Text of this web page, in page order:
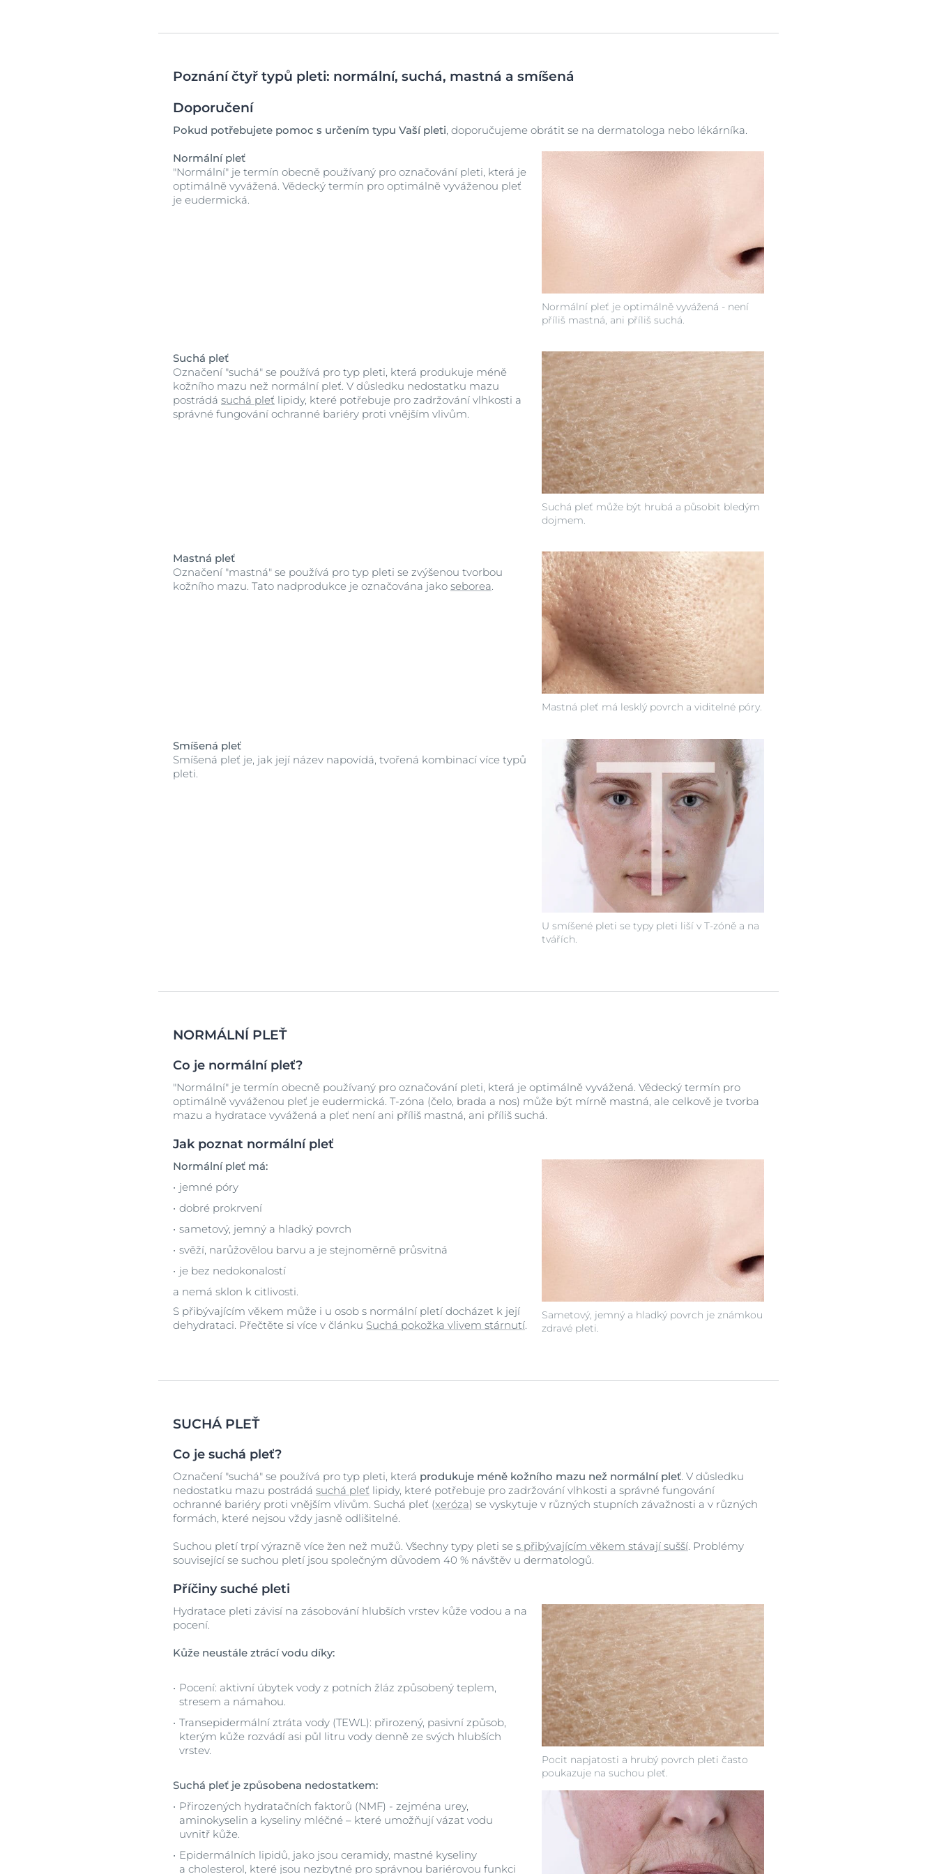
Zobrazit všechny
Poznání čtyř typů pleti: normální, suchá, mastná a smíšená
Doporučení
Pokud potřebujete pomoc s určením typu Vaší pleti , doporučujeme obrátit se na dermatologa nebo lékárníka.
Normální pleť je optimálně vyvážená - není
příliš mastná, ani příliš suchá.
Normální pleť
"Normální" je termín obecně používaný pro označování pleti, která je
optimálně vyvážená. Vědecký termín pro optimálně vyváženou pleť
je eudermická.
Suchá pleť může být hrubá a působit bledým
dojmem.
Suchá pleť
Označení "suchá" se používá pro typ pleti, která produkuje méně
kožního mazu než normální pleť. V důsledku nedostatku mazu
postrádá suchá pleť lipidy, které potřebuje pro zadržování vlhkosti a
správné fungování ochranné bariéry proti vnějším vlivům.
Mastná pleť má lesklý povrch a viditelné póry.
Mastná pleť
Označení "mastná" se používá pro typ pleti se zvýšenou tvorbou
kožního mazu. Tato nadprodukce je označována jako seborea.
U smíšené pleti se typy pleti liší v T-zóně a na
tvářích.
Smíšená pleť
Smíšená pleť je, jak její název napovídá, tvořená kombinací více typů
pleti.
NORMÁLNÍ PLEŤ
Co je normální pleť?
"Normální" je termín obecně používaný pro označování pleti, která je optimálně vyvážená. Vědecký termín pro
optimálně vyváženou pleť je eudermická. T-zóna (čelo, brada a nos) může být mírně mastná, ale celkově je tvorba
mazu a hydratace vyvážená a pleť není ani příliš mastná, ani příliš suchá.
Jak poznat normální pleť
Sametový, jemný a hladký povrch je známkou
zdravé pleti.
Normální pleť má:
jemné póry
dobré prokrvení
sametový, jemný a hladký povrch
svěží, narůžovělou barvu a je stejnoměrně průsvitná
je bez nedokonalostí
a nemá sklon k citlivosti.
S přibývajícím věkem může i u osob s normální pletí docházet k její
dehydrataci. Přečtěte si více v článku Suchá pokožka vlivem stárnutí
SUCHÁ PLEŤ
Co je suchá pleť?
Označení "suchá" se používá pro typ pleti, která produkuje méně kožního mazu než normální pleť. V důsledku
nedostatku mazu postrádá suchá pleť lipidy, které potřebuje pro zadržování vlhkosti a správné fungování
ochranné bariéry proti vnějším vlivům. Suchá pleť (xeróza) se vyskytuje v různých stupních závažnosti a v různých
formách, které nejsou vždy jasně odlišitelné.
Suchou pletí trpí výrazně více žen než mužů. Všechny typy pleti se s přibývajícím věkem stávají sušší. Problémy
související se suchou pletí jsou společným důvodem 40 % návštěv u dermatologů.
Příčiny suché pleti
Pocit napjatosti a hrubý povrch pleti často
poukazuje na suchou pleť.
Hydratace pleti závisí na zásobování hlubších vrstev kůže vodou a na
pocení.
Kůže neustále ztrácí vodu díky:
Pocení: aktivní úbytek vody z potních žláz způsobený teplem,
stresem a námahou.
Transepidermální ztráta vody (TEWL): přirozený, pasivní způsob,
kterým kůže rozvádí asi půl litru vody denně ze svých hlubších
vrstev.
Suchá pleť je způsobena nedostatkem:
Přirozených hydratačních faktorů (NMF) - zejména urey,
aminokyselin a kyseliny mléčné – které umožňují vázat vodu
uvnitř kůže.
Epidermálních lipidů, jako jsou ceramidy, mastné kyseliny
a cholesterol, které jsou nezbytné pro správnou bariérovou funkci